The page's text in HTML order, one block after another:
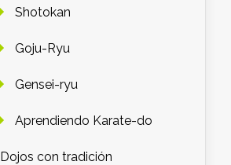
Shotokan
Goju-Ryu
Gensei-ryu
Aprendiendo Karate-do
Dojos con tradición